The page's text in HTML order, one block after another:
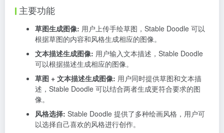
主要功能
草图生成图像: 用户上传手绘草图，Stable Doodle 可以
根据草图的内容和风格生成相应的图像。
文本描述生成图像: 用户输入文本描述，Stable Doodle
可以根据描述生成相应的图像。
草图 + 文本描述生成图像: 用户同时提供草图和文本描
述，Stable Doodle 可以结合两者生成更符合要求的图
像。
风格选择: Stable Doodle 提供了多种绘画风格，用户可
以选择自己喜欢的风格进行创作。